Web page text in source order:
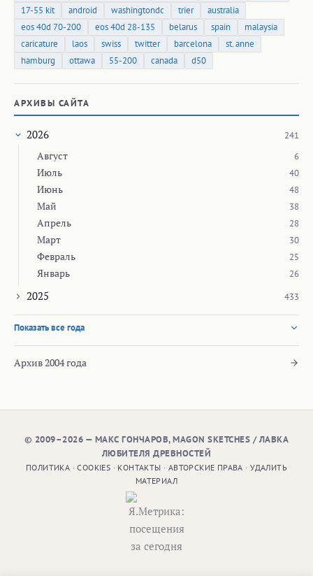
17-55 kit android washingtondc trier
australia
eos 40d 70-200
eos 40d 28-135 belarus spain
malaysia
caricature
laos swiss twitter barcelona
st. anne
hamburg
ottawa 55-200 canada d50
АРХИВЫ САЙТА
2026 241
Август 6
Июль 40
Июнь 48
Май 38
Апрель 28
Март 30
Февраль 25
Январь 26
2025 433
Показать все года
Архив 2004 года
© 2009–2026 — МАКС ГОНЧАРОВ, MAGON SKETCHES / ЛАВКА
ЛЮБИТЕЛЯ ДРЕВНОСТЕЙ
ПОЛИТИКА ·COOKIES · КОНТАКТЫ · АВТОРСКИЕ ПРАВА ·УДАЛИТЬ
МАТЕРИАЛ